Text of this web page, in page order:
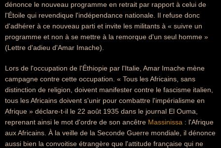
dénonce le nouveau programme en retrait par rapport à celui de
l'Étoile qui revendique l'indépendance nationale. Il refuse donc
d'adhérer à ce nouveau parti et invite les militants à « suivre un
programme et non à se mettre à la remorque d'un seul homme »
(Lettre d'adieu d'Amar Imache).
Lors de l'occupation de l'Éthiopie par l'Italie, Amar Imache mène
campagne contre cette occupation. « Tous les Africains, sans
distinction de religion, doivent manifester contre le fascisme italien,
tous les Africains doivent s'unir pour combattre l'impérialisme en
Afrique » déclare-t-il le 22 août 1935 dans le journal El Ouma,
reprenant ainsi le mot d'ordre de son ancêtre Massinissa : l'Afrique
aux Africains. À la veille de la Seconde Guerre mondiale, il dénonce
aussi bien la convoitise étrangère que l'attitude française qui ne